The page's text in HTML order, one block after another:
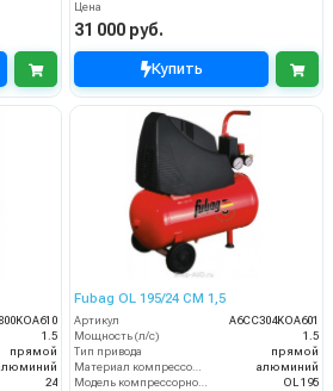
Цена
31 000 руб.
Купить
1.5
прямой
24
Fubag OL 195/24 CM 1,5
Артикул
A6CC304KOA601
Мощность (л/с)
1.5
Тип привода
прямой
Материал компрессорной головки
алюминий
Модель компрессорной головки
OL 195